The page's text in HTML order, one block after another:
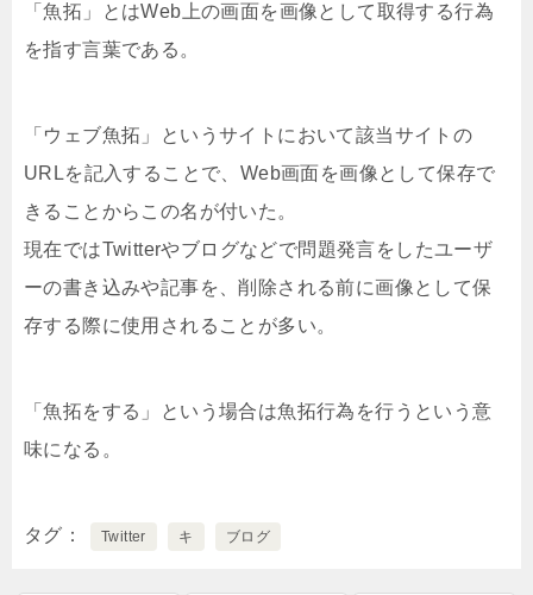
「魚拓」とはWeb上の画面を画像として取得する行為
を指す言葉である。
「ウェブ魚拓」というサイトにおいて該当サイトの
URLを記入することで、Web画面を画像として保存で
きることからこの名が付いた。
現在ではTwitterやブログなどで問題発言をしたユーザ
ーの書き込みや記事を、削除される前に画像として保
存する際に使用されることが多い。
「魚拓をする」という場合は魚拓行為を行うという意
味になる。
タグ Twitter キ ブログ